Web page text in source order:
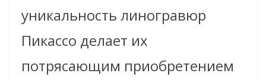
уникальность линогравюр
Пикассо делает их
потрясающим приобретением